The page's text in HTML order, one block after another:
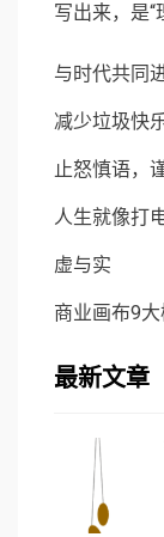
写出来，是“
与时代共同
减少垃圾快
止怒慎语，
人生就像打
虚与实
商业画布9
最新文章